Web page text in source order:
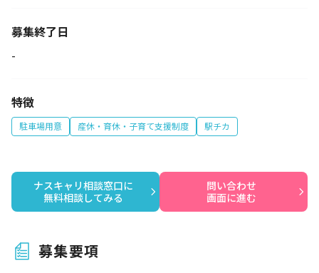
募集終了日
-
特徴
駐車場用意 産休・育休・子育て支援制度 駅チカ
ナスキャリ相談窓口に
無料相談してみる
問い合わせ
画面に進む
募集要項